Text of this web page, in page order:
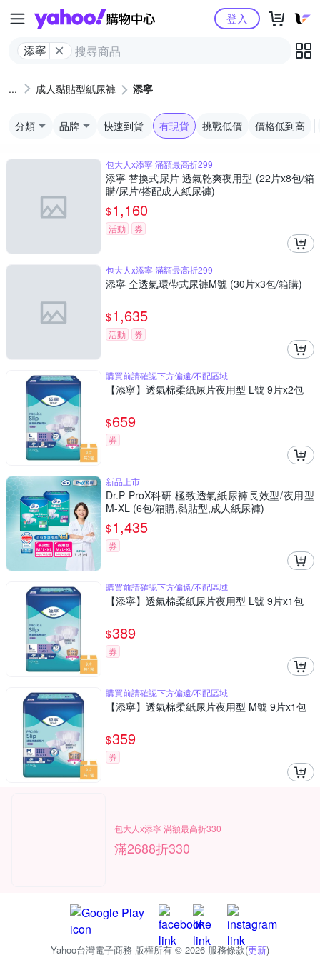
Yahoo購物中心
添寧
登入
成人黏貼型紙尿褲 添寧
分類 品牌 快速到貨 有現貨 挑戰低價 價格低到高
包大人x添寧 滿額最高折299
添寧 替換式尿片 透氣乾爽夜用型 (22片x8包/箱
購/尿片/搭配成人紙尿褲)
$1,160
活動 券
包大人x添寧 滿額最高折299
添寧 全透氣環帶式尿褲M號 (30片x3包/箱購)
$1,635
活動 券
購買前請確認下方偏遠/不配區域
【添寧】透氣棉柔紙尿片夜用型 L號 9片x2包
$659
券
新品上市
Dr.P ProX科研 極致透氣紙尿褲長效型/夜用型
M-XL (6包/箱購,黏貼型,成人紙尿褲)
$1,435
券
購買前請確認下方偏遠/不配區域
【添寧】透氣棉柔紙尿片夜用型 L號 9片x1包
$389
券
購買前請確認下方偏遠/不配區域
【添寧】透氣棉柔紙尿片夜用型 M號 9片x1包
$359
券
包大人x添寧 滿額最高折330
滿2688折330
Yahoo台灣電子商務 版權所有 © 2026 服務條款(更新)